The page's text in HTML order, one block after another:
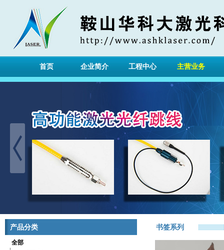
首页 企业简介 工程中心 主营业务
产品分类
全部
书签系列